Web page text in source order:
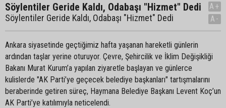
Söylentiler Geride Kaldı, Odabaşı "Hizmet" Dedi
Söylentiler Geride Kaldı, Odabaşı "Hizmet" Dedi
A+
A-
Ankara siyasetinde geçtiğimiz hafta yaşanan hareketli günlerin
ardından taşlar yerine oturuyor. Çevre, Şehircilik ve İklim Değişikliği
Bakanı Murat Kurum’a yapılan ziyaretle başlayan ve günlerce
kulislerde "AK Parti’ye geçecek belediye başkanları" tartışmalarını
beraberinde getiren süreç, Haymana Belediye Başkanı Levent Koç’un
AK Parti’ye katılımıyla neticelendi.